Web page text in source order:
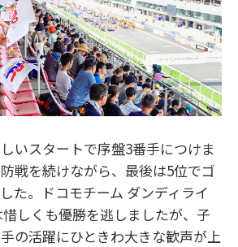
いスタートで序盤3番手につけま
戦を続けながら、最後は5位でゴ
た。ドコモチーム ダンディライ
しくも優勝を逃しましたが、子
の活躍にひときわ大きな歓声が上